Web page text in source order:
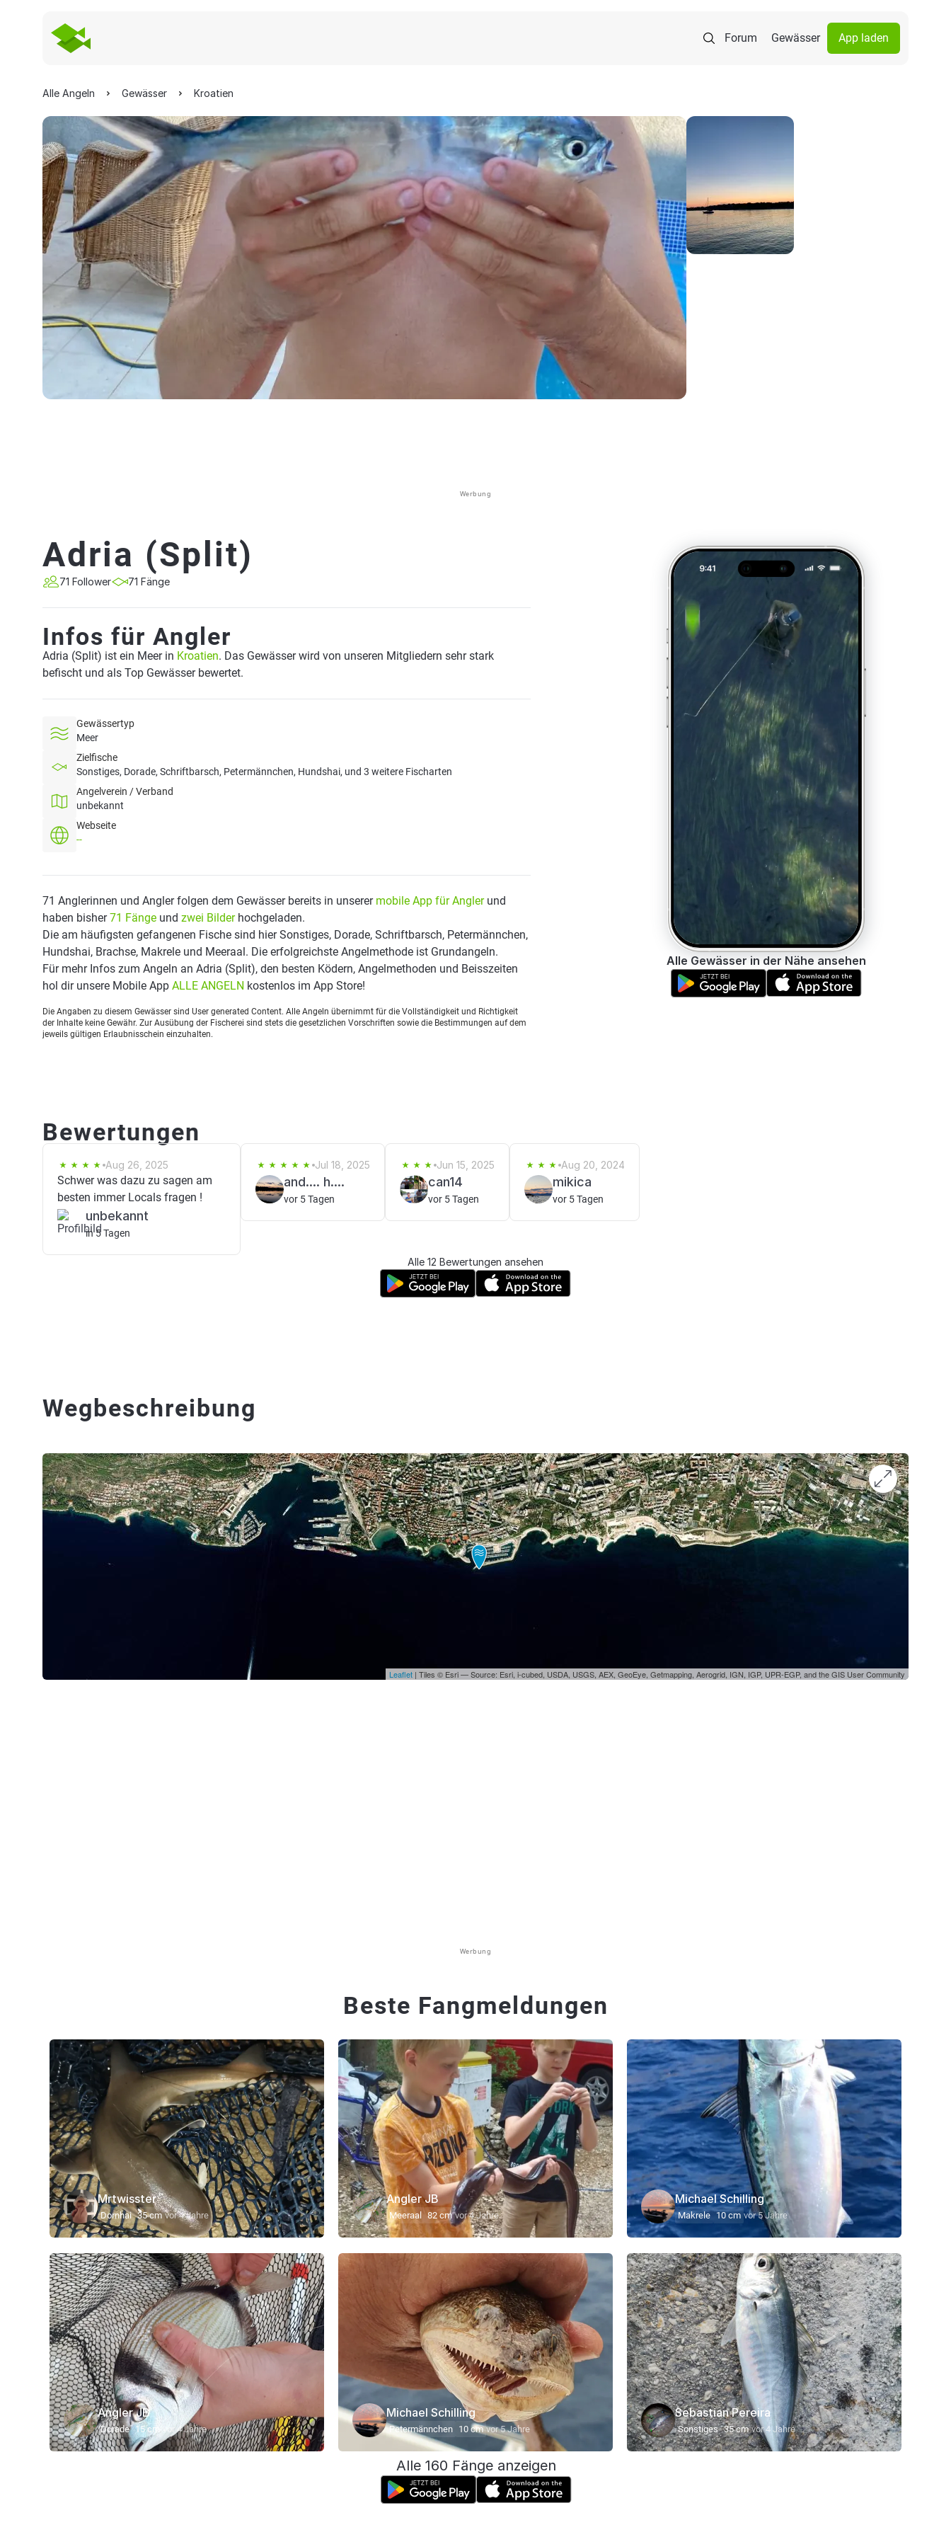
Forum Gewässer App laden
Alle Angeln Gewässer Kroatien
Werbung
Adria (Split)
71 Follower 71 Fänge
Infos für Angler
Adria (Split) ist ein Meer in Kroatien. Das Gewässer wird von unseren Mitgliedern sehr stark
befischt und als Top Gewässer bewertet.
Gewässertyp
Meer
Zielfische
Sonstiges, Dorade, Schriftbarsch, Petermännchen, Hundshai, und 3 weitere Fischarten
Angelverein / Verband
unbekannt
Webseite
--
71 Anglerinnen und Angler folgen dem Gewässer bereits in unserer mobile App für Anglerund
haben bisher71 Fänge und zwei Bilderhochgeladen.
Die am häufigsten gefangenen Fische sind hier Sonstiges, Dorade, Schriftbarsch, Petermännchen,
Hundshai, Brachse, Makrele und Meeraal. Die erfolgreichste Angelmethode ist Grundangeln.
Für mehr Infos zum Angeln an Adria (Split), den besten Ködern, Angelmethoden und Beisszeiten
hol dir unsere Mobile App ALLE ANGELN kostenlos im App Store!
Die Angaben zu diesem Gewässer sind User generated Content. Alle Angeln übernimmt für die Vollständigkeit und Richtigkeit
der Inhalte keine Gewähr. Zur Ausübung der Fischerei sind stets die gesetzlichen Vorschriften sowie die Bestimmungen auf dem
jeweils gültigen Erlaubnisschein einzuhalten.
Alle Gewässer in der Nähe ansehen
Bewertungen
Aug 26, 2025
Schwer was dazu zu sagen am
besten immer Locals fragen !
unbekannt
in 5 Tagen
Jul 18, 2025
and.... h....
vor 5 Tagen
Jun 15, 2025
can14
vor 5 Tagen
Aug 20, 2024
mikica
vor 5 Tagen
Alle 12 Bewertungen ansehen
Wegbeschreibung
Leaflet | Tiles © Esri — Source: Esri, i-cubed, USDA, USGS, AEX, GeoEye, Getmapping, Aerogrid, IGN, IGP, UPR-EGP, and the GIS User Community
Werbung
Beste Fangmeldungen
Mrtwisster
Dornhai 35 cm vor 4 Jahre
Angler JB
Meeraal 82 cm vor 4 Jahre
Michael Schilling
Makrele 10 cm vor 5 Jahre
Angler JB
Dorade 15 cm vor 4 Jahre
Michael Schilling
Petermännchen 10 cm vor 5 Jahre
Sebastian Pereira
Sonstiges 35 cm vor 4 Jahre
Alle 160 Fänge anzeigen